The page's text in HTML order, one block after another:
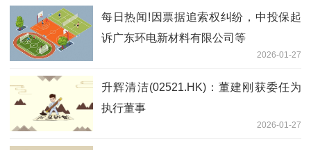
每日热闻!因票据追索权纠纷，中投保起
诉广东环电新材料有限公司等
2026-01-27
升辉清洁(02521.HK)：董建刚获委任为
执行董事
2026-01-27